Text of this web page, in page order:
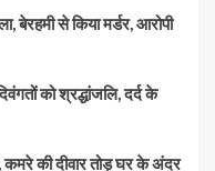
बेरहमी से किया मर्डर, आरोपी
को श्रद्धांजलि, दर्द के
की दीवार तोड़ घर के अंदर